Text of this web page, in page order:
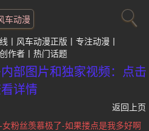
车动漫
风车动漫正版
专注动漫
作者 热门话题
部图片和独家视频：点击
详情
返回上页
粉丝羡慕极了-如果搂点是我多好啊